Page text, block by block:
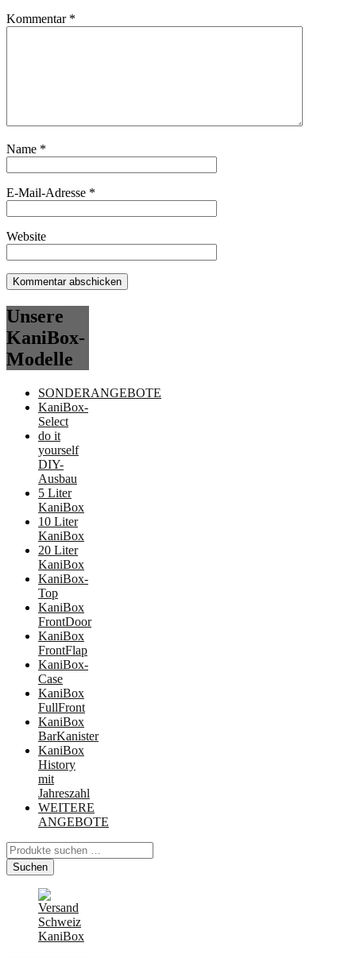
Kommentar *
Name *
E-Mail-Adresse *
Website
Unsere
KaniBox-
Modelle
SONDERANGEBOTE
KaniBox-
Select
do it
yourself
DIY-
Ausbau
5 Liter
KaniBox
10 Liter
KaniBox
20 Liter
KaniBox
KaniBox-
Top
KaniBox
FrontDoor
KaniBox
FrontFlap
KaniBox-
Case
KaniBox
FullFront
KaniBox
BarKanister
KaniBox
History
mit
Jahreszahl
WEITERE
ANGEBOTE
Suchen
nach:
Suchen